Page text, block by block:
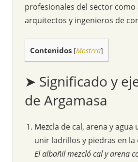
profesionales del sector como
arquitectos y ingenieros de
Contenidos [Mostrra]
➤ Significado y
de Argamasa
Mezcla de cal, arena y agua
unir ladrillos y piedras en
El albañil mezcló cal y arena